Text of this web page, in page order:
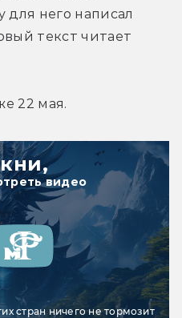
для него написал
текст читает
22 мая.
видео
стран ничего не тормозит